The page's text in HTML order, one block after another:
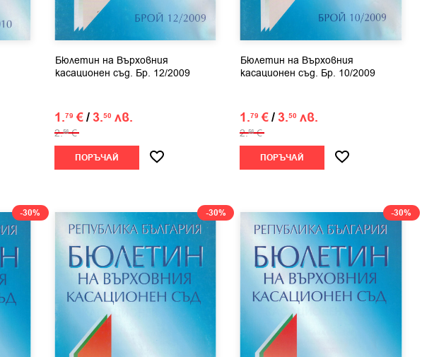
Бюлетин на Върховния
касационен съд. Бр. 12/2009
1.79 €/3.50 лв.
2.56 €
ПОРЪЧАЙ
Бюлетин на Върховния
касационен съд. Бр. 10/2009
1.79 €/3.50 лв.
2.56 €
ПОРЪЧАЙ
-30% -30% -30%